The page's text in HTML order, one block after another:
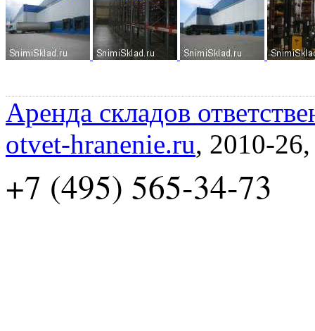
Аренда складов
otvet-hranenie.ru, 2010-
+7 (495) 565-34-73